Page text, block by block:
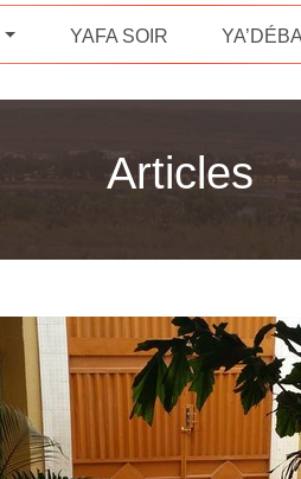
YAFA SOIR
Articles